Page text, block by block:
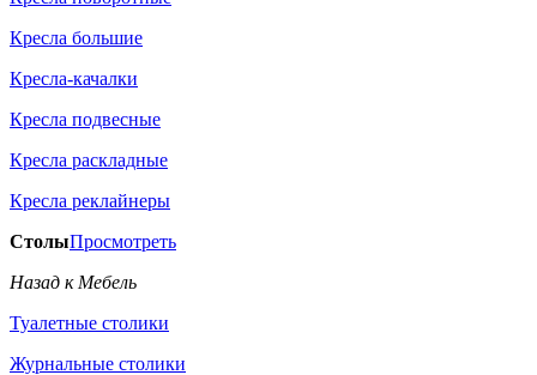
Кресла большие
Кресла-качалки
Кресла подвесные
Кресла раскладные
Кресла реклайнеры
СтолыПросмотреть
Назад к Мебель
Туалетные столики
Журнальные столики